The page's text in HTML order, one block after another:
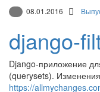
08.01.2016
django-
Django-приложение
(querysets).
https://